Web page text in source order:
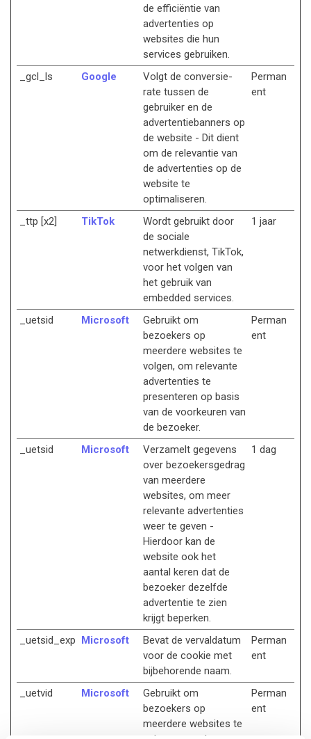
de efficiëntie van
advertenties op
websites die hun
services gebruiken.
_gcl_ls Google
Volgt de conversie-
rate tussen de
gebruiker en de
advertentiebanners op
de website - Dit dient
om de relevantie van
de advertenties op de
website te
optimaliseren.
Perman
ent
_ttp [x2] TikTok
Wordt gebruikt door
de sociale
netwerkdienst, TikTok,
voor het volgen van
het gebruik van
embedded services.
1 jaar
_uetsid Microsoft
Gebruikt om
bezoekers op
meerdere websites te
volgen, om relevante
advertenties te
presenteren op basis
van de voorkeuren van
de bezoeker.
Perman
ent
_uetsid Microsoft
Verzamelt gegevens
over bezoekersgedrag
van meerdere
websites, om meer
relevante advertenties
weer te geven -
Hierdoor kan de
website ook het
aantal keren dat de
bezoeker dezelfde
advertentie te zien
krijgt beperken.
1 dag
_uetsid_exp Microsoft
Bevat de vervaldatum
voor de cookie met
bijbehorende naam.
Perman
ent
_uetvid Microsoft
Gebruikt om
bezoekers op
meerdere websites te
Perman
ent